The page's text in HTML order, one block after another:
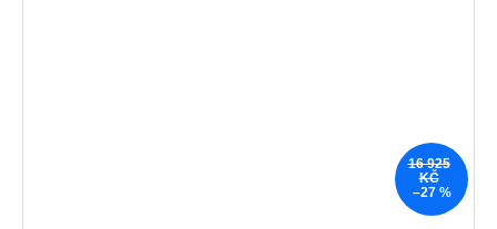
16 925
KČ
–27 %